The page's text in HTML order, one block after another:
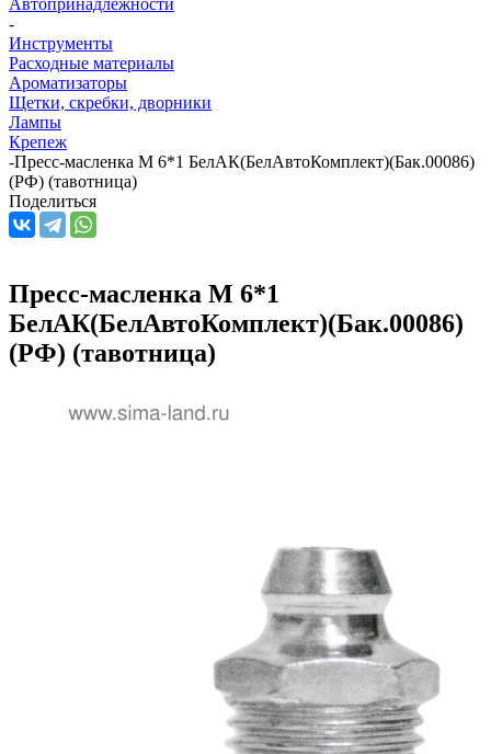
-
Инструменты
Расходные материалы
Ароматизаторы
Щетки, скребки, дворники
Лампы
Крепеж
-Пресс-масленка М 6*1 БелАК(БелАвтоКомплект)(Бак.00086)
(РФ) (тавотница)
Поделиться
Пресс-масленка М 6*1
БелАК(БелАвтоКомплект)(Бак.00086)
(РФ) (тавотница)